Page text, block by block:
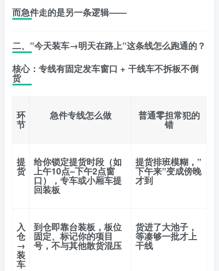
而急件走的是另一条逻辑——
二、”今天装车→明天在路上”这条线怎么跑通的？
核心：专线有固定发车窗口 + 干线车不拆板不倒
货
环
节
急件专线怎么做 普通零担常犯的
错
提
货
给你锁定提货时段（如
上午10点–下午2点窗
口），专车或小厢车提
回装板
提货排班模糊，”
下午来”变成傍晚
才到
入
仓
→
装
车
到仓即靠台装板，板位
固定、标记你的项目
号，不与其他散货混压
货进了大池子，
等凑够一批才上
干线